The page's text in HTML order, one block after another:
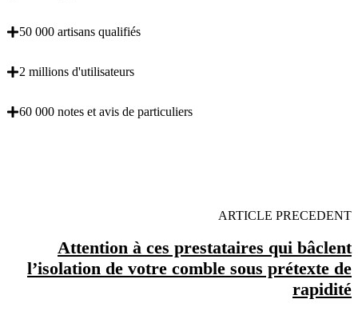
50 000 artisans qualifiés
2 millions d'utilisateurs
60 000 notes et avis de particuliers
ARTICLE PRECEDENT
Attention à ces prestataires qui bâclent
l’isolation de votre comble sous prétexte de
rapidité